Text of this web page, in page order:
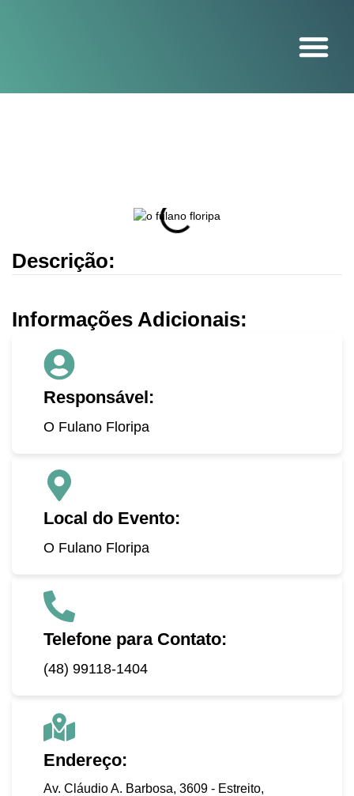
Descrição:
Informações Adicionais:
Responsável:
O Fulano Floripa
Local do Evento:
O Fulano Floripa
Telefone para Contato:
(48) 99118-1404
Endereço:
Av. Cláudio A. Barbosa, 3609 - Estreito,